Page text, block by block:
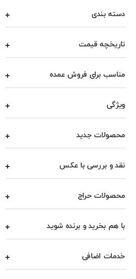
دسته بندی
تاریخچه قیمت
مناسب برای فروش عمده
ویژگی
محصولات جدید
نقد و بررسی با عکس
محصولات حراج
با هم بخرید و برنده شوید
خدمات اضافی